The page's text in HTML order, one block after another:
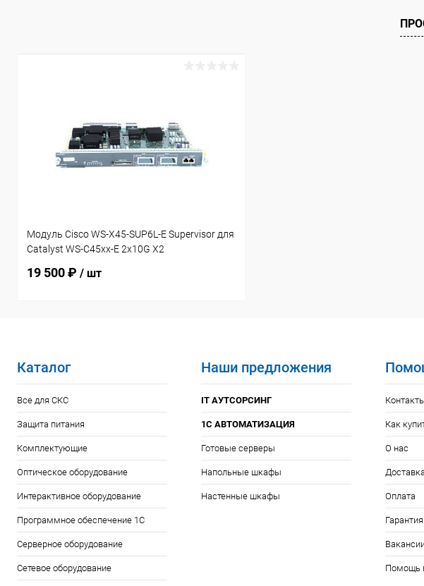
В
Модуль Cisco WS-X45-SUP6L-E Supervisor для
Catalyst WS-C45xx-E 2x10G X2
19 500 ₽ / шт
Каталог
Все для СКС
Защита питания
Комплектующие
Оптическое оборудование
Интерактивное оборудование
Программное обеспечение 1С
Серверное оборудование
Сетевое оборудование
Наши предложения
IT АУТСОРСИНГ
1С АВТОМАТИЗАЦИЯ
Готовые серверы
Напольные шкафы
Настенные шкафы
Как
О нас
Доставка
Оплата
Гарантия
Помощь